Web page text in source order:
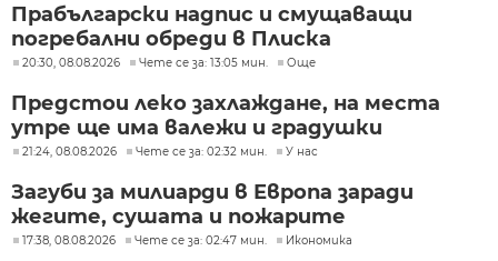
Прабългарски надпис и смущаващи
погребални обреди в Плиска
20:30, 08.08.2026 Чете се за: 13:05 мин. Още
Предстои леко захлаждане, на места
утре ще има валежи и градушки
21:24, 08.08.2026 Чете се за: 02:32 мин. У нас
Загуби за милиарди в Европа заради
жегите, сушата и пожарите
17:38, 08.08.2026 Чете се за: 02:47 мин. Икономика